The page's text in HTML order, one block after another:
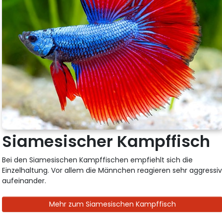
Siamesischer Kampffisch
Bei den Siamesischen Kampffischen empfiehlt sich die
Einzelhaltung. Vor allem die Männchen reagieren sehr aggressiv
aufeinander.
Mehr zum Siamesischen Kampffisch